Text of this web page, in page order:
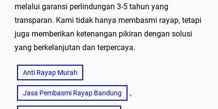
melalui garansi perlindungan 3-5 tahun yang
transparan. Kami tidak hanya membasmi rayap, tetapi
juga memberikan ketenangan pikiran dengan solusi
yang berkelanjutan dan terpercaya.
Anti Rayap Murah
Jasa Pembasmi Rayap Bandung ,